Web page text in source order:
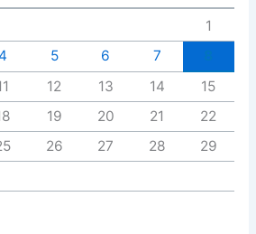
1
4 5 6 7
12 13 14
15
19 20 21
22
26 27 28
29